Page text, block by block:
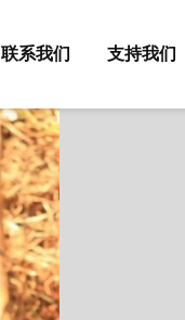
联系我们 支持我们